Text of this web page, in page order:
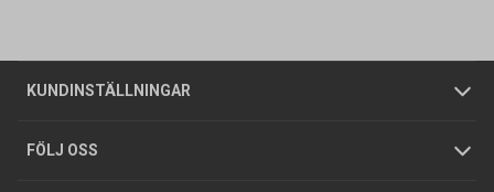
KUNDINSTÄLLNINGAR
Företagskund / Privatkund
FÖLJ OSS
Allmänna försäljningsvillkor
Integritetspolicy
Butiker
Foldrar och kataloger
Om oss
Tjänster